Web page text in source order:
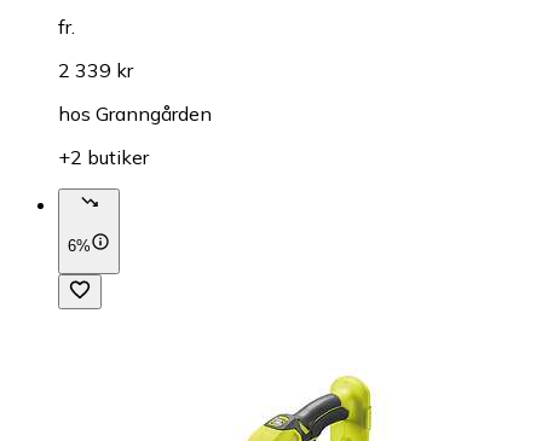
fr.
2 339 kr
hos Granngården
+2 butiker
6%